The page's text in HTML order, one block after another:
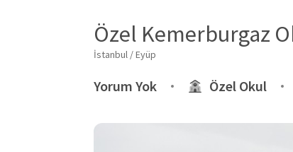
Özel Kemerburgaz
İstanbul / Eyüp
Yorum Yok Özel Okul